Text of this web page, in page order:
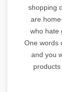
shopping
are
who hate
One words
and you